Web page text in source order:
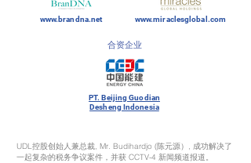
www.brandna.net www.miraclesglobal.com
合资企业
PT. Beijing Guodian
Desheng Indonesia
UDL控股创始人兼总裁, Mr. Budihardjo (陈元源）, 成功解决了
一起复杂的税务争议案件，并获 CCTV-4 新闻频道报道。